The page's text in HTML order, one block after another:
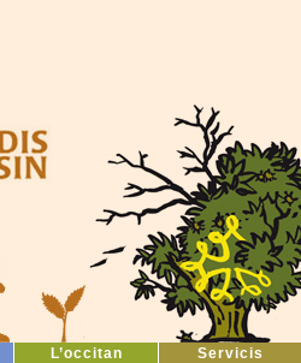
L’occitan Servicis